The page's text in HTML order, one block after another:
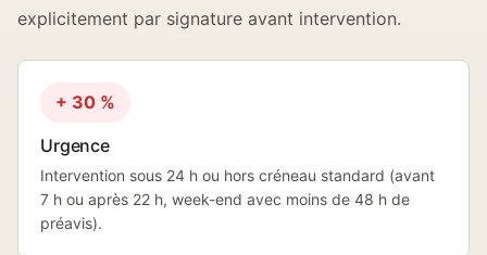
explicitement par signature avant intervention.
+ 30 %
Urgence
Intervention sous 24 h ou hors créneau standard (avant
7 h ou après 22 h, week-end avec moins de 48 h de
préavis).